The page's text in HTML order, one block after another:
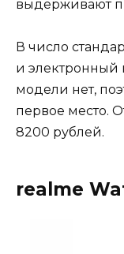
выдерживают
В число
и электронный
модели нет,
первое место.
8200 рублей.
realme